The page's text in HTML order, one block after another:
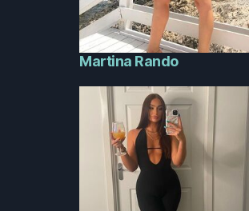
Martina Rando